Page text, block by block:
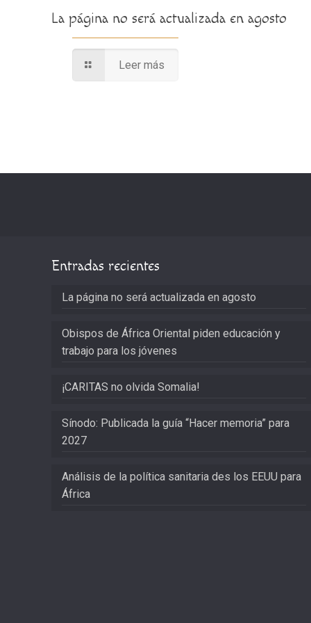
La página no será actualizada en agosto
Leer más
Entradas recientes
La página no será actualizada en agosto
Obispos de África Oriental piden educación y
trabajo para los jóvenes
¡CARITAS no olvida Somalia!
Sínodo: Publicada la guía “Hacer memoria” para
2027
Análisis de la política sanitaria des los EEUU para
África